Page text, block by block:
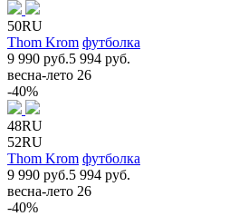
50RU
Thom Krom футболка
9 990 руб.5 994 руб.
весна-лето 26
-40%
48RU
52RU
Thom Krom футболка
9 990 руб.5 994 руб.
весна-лето 26
-40%